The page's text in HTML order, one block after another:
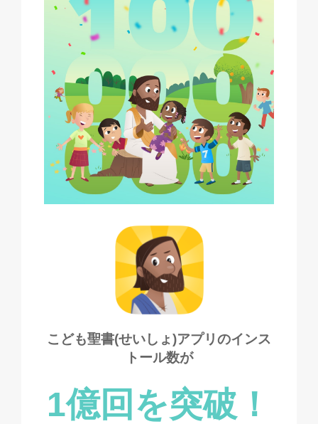
こども聖書(せいしょ)アプリのインス
トール数が
1億回を突破！